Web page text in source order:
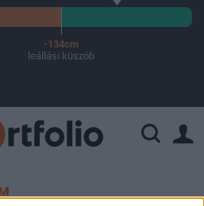
-134cm
leállási küszöb